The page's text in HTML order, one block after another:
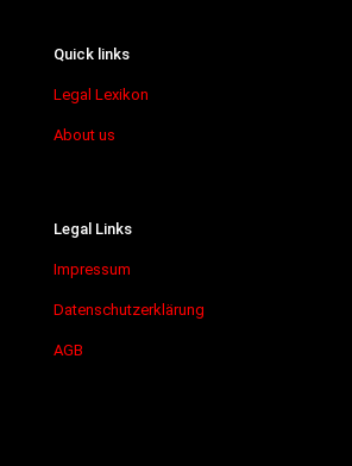
Quick links
Legal Lexikon
About us
Legal Links
Impressum
Datenschutzerklärung
AGB